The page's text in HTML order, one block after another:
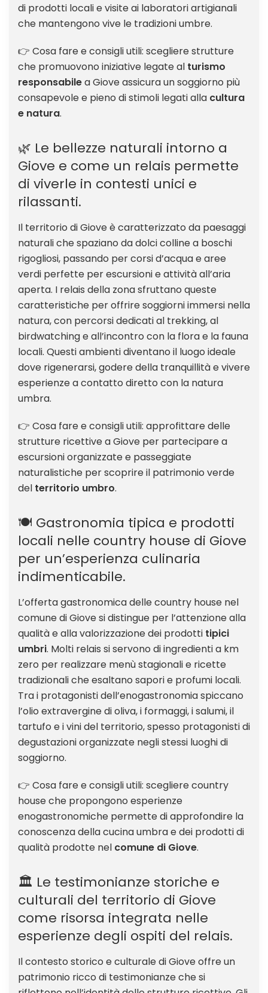
di prodotti locali e visite ai laboratori artigianali
che mantengono vive le tradizioni umbre.
👉 Cosa fare e consigli utili: scegliere strutture
che promuovono iniziative legate al turismo
responsabilea Giove assicura un soggiorno più
consapevole e pieno di stimoli legati alla cultura
e natura.
🌿 Le bellezze naturali intorno a
Giove e come un relais permette
di viverle in contesti unici e
rilassanti.
Il territorio di Giove è caratterizzato da paesaggi
naturali che spaziano da dolci colline a boschi
rigogliosi, passando per corsi d’acqua e aree
verdi perfette per escursioni e attività all’aria
aperta. I relais della zona sfruttano queste
caratteristiche per offrire soggiorni immersi nella
natura, con percorsi dedicati al trekking, al
birdwatching e all’incontro con la flora e la fauna
locali. Questi ambienti diventano il luogo ideale
dove rigenerarsi, godere della tranquillità e vivere
esperienze a contatto diretto con la natura
umbra.
👉 Cosa fare e consigli utili: approfittare delle
strutture ricettive a Giove per partecipare a
escursioni organizzate e passeggiate
naturalistiche per scoprire il patrimonio verde
del territorio umbro.
🍽️ Gastronomia tipica e prodotti
locali nelle country house di Giove
per un’esperienza culinaria
indimenticabile.
L’offerta gastronomica delle country house nel
comune di Giove si distingue per l’attenzione alla
qualità e alla valorizzazione dei prodotti tipici
umbri. Molti relais si servono di ingredienti a km
zero per realizzare menù stagionali e ricette
tradizionali che esaltano sapori e profumi locali.
Tra i protagonisti dell’enogastronomia spiccano
l’olio extravergine di oliva, i formaggi, i salumi, il
tartufo e i vini del territorio, spesso protagonisti di
degustazioni organizzate negli stessi luoghi di
soggiorno.
👉 Cosa fare e consigli utili: scegliere country
house che propongono esperienze
enogastronomiche permette di approfondire la
conoscenza della cucina umbra e dei prodotti di
qualità prodotte nel comune di Giove.
🏛️ Le testimonianze storiche e
culturali del territorio di Giove
come risorsa integrata nelle
esperienze degli ospiti del relais.
Il contesto storico e culturale di Giove offre un
patrimonio ricco di testimonianze che si